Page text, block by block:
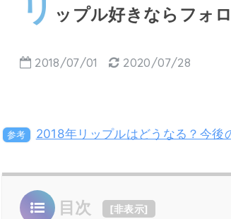
リ ップル好きならフォ
2018/07/01 2020/07/28
参考 2018年リップルはどうなる？今後
目次 [非表示]